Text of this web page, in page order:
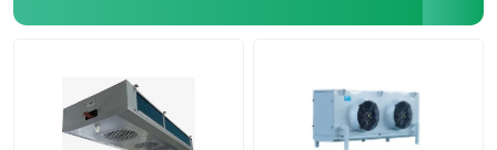
Kontrola jakości